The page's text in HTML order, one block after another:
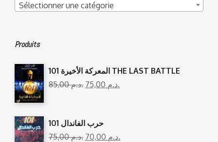
Sélectionner une catégorie
Produits
المعركة الأخيرة 101 THE LAST BATTLE
85,00
د.م. 75,00 د.م.
101 حرب الفاندال
75,00
د.م. 70,00 د.م.